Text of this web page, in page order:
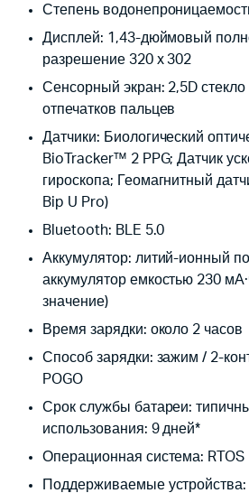
Степень
Дисплей: 1,43-дюймовый
разрешение 320 x 302
Сенсорный экран: 2,5D
отпечатков пальцев
Датчики: Биологический
BioTracker™ 2 PPG; Датчик
гироскопа; Геомагнитный
Bip U Pro)
Bluetooth: BLE 5.0
Аккумулятор: литий-ионный
аккумулятор емкостью 230
значение)
Время зарядки: около 2 часов
Способ зарядки: зажим / 2-
POGO
Срок службы батареи:
использования: 9 дней*
Операционная система: RTOS
Поддерживаемые